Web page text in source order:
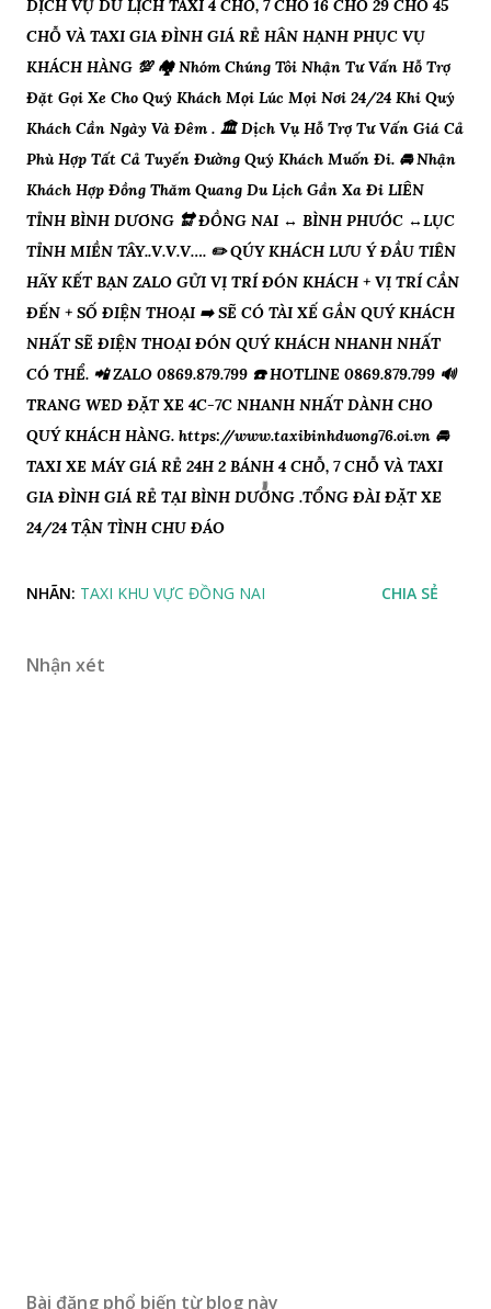
DỊCH VỤ DU LỊCH TAXI 4 CHỖ, 7 CHỖ 16 CHỖ 29 CHỖ 45
CHỖ VÀ TAXI GIA ĐÌNH GIÁ RẺ HÂN HẠNH PHỤC VỤ
KHÁCH HÀNG 💯 🏘 Nhóm Chúng Tôi Nhận Tư Vấn Hỗ Trợ
Đặt Gọi Xe Cho Quý Khách Mọi Lúc Mọi Nơi 24/24 Khi Quý
Khách Cần Ngày Và Đêm . 🏛 Dịch Vụ Hỗ Trợ Tư Vấn Giá Cả
Phù Hợp Tất Cả Tuyến Đường Quý Khách Muốn Đi. 🚘 Nhận
Khách Hợp Đồng Thăm Quang Du Lịch Gần Xa Đi LIÊN
TỈNH BÌNH DƯƠNG 🔛 ĐỒNG NAI ↔️ BÌNH PHƯỚC ↔️LỤC
TỈNH MIỀN TÂY..V.V.V…. ✏️ QÚY KHÁCH LƯU Ý ĐẦU TIÊN
HÃY KẾT BẠN ZALO GỬI VỊ TRÍ ĐÓN KHÁCH + VỊ TRÍ CẦN
ĐẾN + SỐ ĐIỆN THOẠI ➡️ SẼ CÓ TÀI XẾ GẦN QUÝ KHÁCH
NHẤT SẼ ĐIỆN THOẠI ĐÓN QUÝ KHÁCH NHANH NHẤT
CÓ THỂ. 📲 ZALO 0869.879.799 ☎️ HOTLINE 0869.879.799 🔊
TRANG WED ĐẶT XE 4C-7C NHANH NHẤT DÀNH CHO
QUÝ KHÁCH HÀNG. https://www.taxibinhduong76.oi.vn 🚘
TAXI XE MÁY GIÁ RẺ 24H 2 BÁNH 4 CHỖ, 7 CHỖ VÀ TAXI
GIA ĐÌNH GIÁ RẺ TẠI BÌNH DƯƠNG .TỔNG ĐÀI ĐẶT XE
24/24 TẬN TÌNH CHU ĐÁO
NHÃN: TAXI KHU VỰC ĐỒNG NAI CHIA SẺ
Nhận xét
Bài đăng phổ biến từ blog này